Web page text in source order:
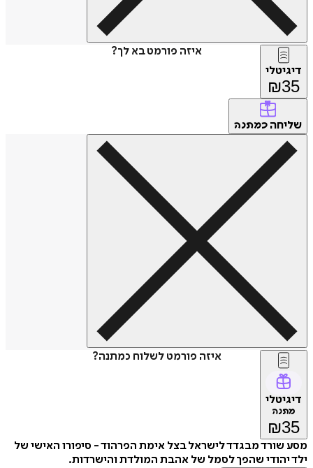
איזה פורמט בא לך?
דיגיטלי
₪35
שליחה כמתנה
איזה פורמט לשלוח כמתנה?
דיגיטלי
מתנה
₪35
מסע שורד מבגדד לישראל בצל אימת הפרהוד - סיפורו האישי של
ילד יהודי שהפך לסמל של אהבת המולדת והישרדות.